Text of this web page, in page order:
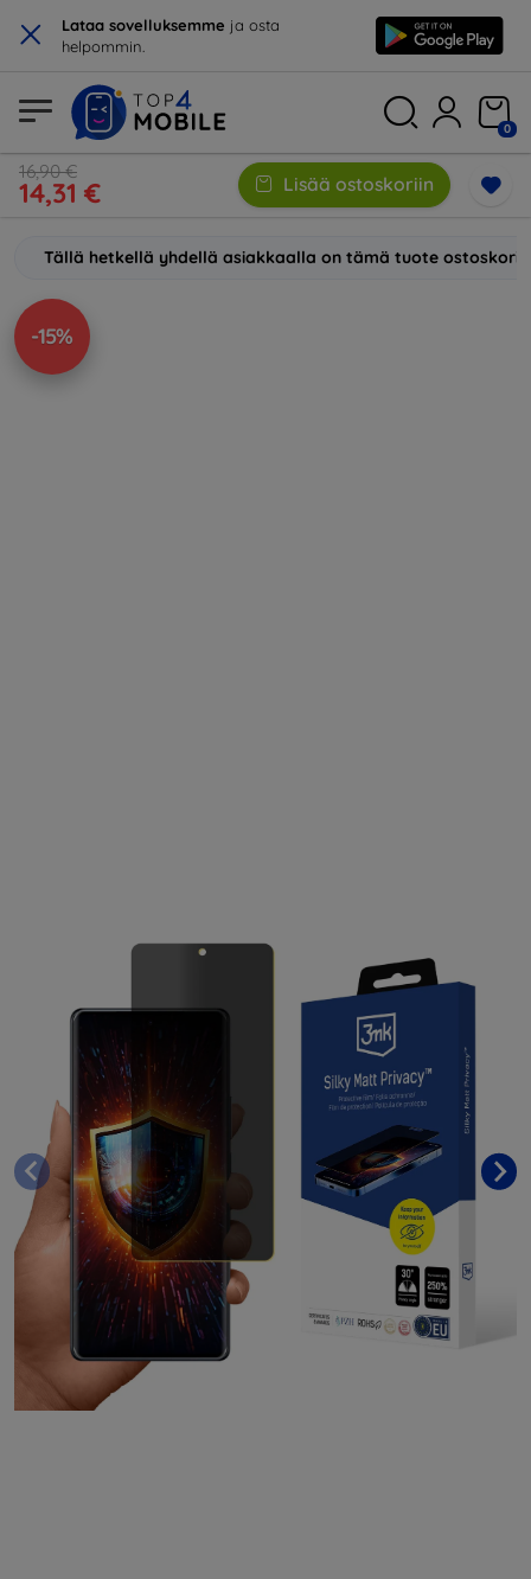
× Lataa sovelluksemme ja osta
helpommin.
0
16,90 €
14,31 € Lisää ostoskoriin
Tällä hetkellä yhdellä asiakkaalla on tämä tuote
-15%